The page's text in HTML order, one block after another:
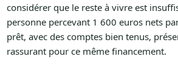
considérer que le reste à vivre est
personne percevant 1 600 euros nets
prêt, avec des comptes bien tenus,
rassurant pour ce même financement.